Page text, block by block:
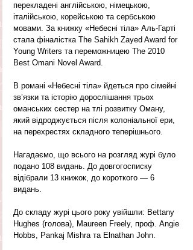
перекладені англійською, німецькою,
італійською, корейською та сербською
мовами. За книжку «Небесні тіла» Аль-Гарті
стала фіналістка The Sahikh Zayed Award for
Young Writers та переможницею The 2010
Best Omani Novel Award.
В романі «Небесні тіла» йдеться про сімейні
зв’язки та історію дорослішання трьох
оманських сестер на тлі розвитку Оману,
який відроджується після колоніальної ери,
на перехрестях складного теперішнього.
Нагадаємо, що всього на розгляд журі було
подано 108 видань. До довгогосписку
відібрали 13 книжок, до короткого — 6
видань.
До складу журі цього року увійшли: Bettany
Hughes (голова), Maureen Freely, проф. Angie
Hobbs, Pankaj Mishra та Elnathan John.